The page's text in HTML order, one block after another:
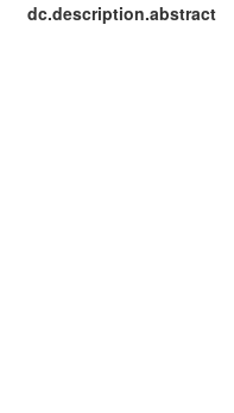
dc.description.abstract